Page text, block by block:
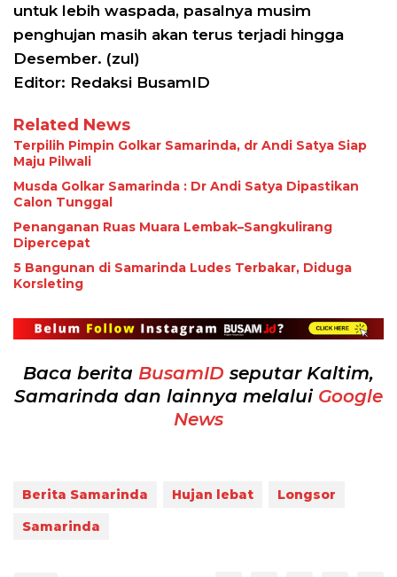
untuk lebih waspada, pasalnya musim
penghujan masih akan terus terjadi hingga
Desember. (zul)
Editor: Redaksi BusamID
Related News
Terpilih Pimpin Golkar Samarinda, dr Andi Satya Siap
Maju Pilwali
Musda Golkar Samarinda : Dr Andi Satya Dipastikan
Calon Tunggal
Penanganan Ruas Muara Lembak–Sangkulirang
Dipercepat
5 Bangunan di Samarinda Ludes Terbakar, Diduga
Korsleting
Baca berita BusamID seputar Kaltim,
Samarinda dan lainnya melalui Google
News
Berita Samarinda Hujan lebat
Longsor
Samarinda